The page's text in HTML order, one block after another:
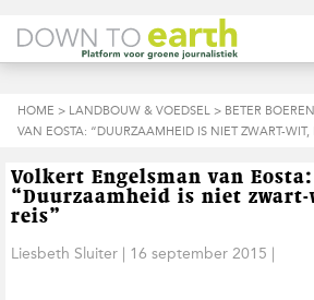
p
r
n
a
a
r
e
o
o
n
r
d
e
o
p
r
n
a
a
r
e
HOME > LANDBOUW & VOEDSEL > BETER BOEREN
VAN EOSTA: “DUURZAAMHEID IS NIET ZWART-WIT,
Volkert Engelsman van Eosta:
“Duurzaamheid is niet
reis”
Liesbeth Sluiter | 16 september 2015 |